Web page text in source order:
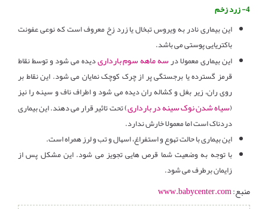
4- زرد زخم
این بیماری نادر به ویروس تبخال یا زرد زخ معروف است که نوعی عفونت
باکتریایی پوستی می باشد.
این بیماری معمولا درسه ماهه سوم بارداریدیده می شود و توسط نقاط
قرمز گسترده یا برجستگی پر از چرک کوچک نمایان می شود. این نقاط بر
روی ران، زیر بغل و کشاله ران دیده می شود و اطراف ناف و سینه را نیز
(سیاه شدن نوک سینه در بارداری) تحت تاثیر قرار می دهند. این بیماری
دردناک است اما معمولا خارش ندارد.
این بیماری با حالت تهوع و استفراغ، اسهال و تب و لرز همراه است.
با توجه به وضعیت شما قرص هایی تجویز می شود. این مشکل پس از
زایمان برطرف می شود.
منبع:www.babycenter.com